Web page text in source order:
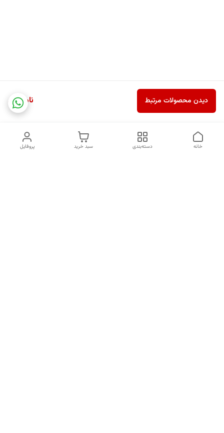
ناموجود دیدن محصولات مرتبط
پروفایل سبد خرید دسته‌بندی خانه